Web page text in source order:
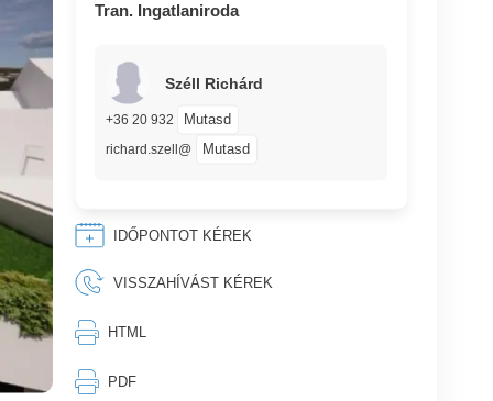
Tran. Ingatlaniroda
Széll Richárd
+36 20 932 Mutasd
richard.szell@ Mutasd
IDŐPONTOT KÉREK
VISSZAHÍVÁST KÉREK
⎙︁ HTML
⎙︁ PDF